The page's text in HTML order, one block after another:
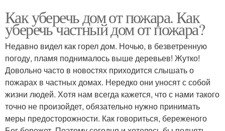
Как уберечь дом от пожара. Как
уберечь частный дом от пожара?
Недавно видел как горел дом. Ночью, в безветренную
погоду, пламя поднималось выше деревьев! Жутко!
Довольно часто в новостях приходится слышать о
пожарах в частных домах. Нередко они уносят с собой
жизни людей. Хотя нам всегда кажется, что с нами такого
точно не произойдет, обязательно нужно принимать
меры предосторожности. Как говориться, береженого